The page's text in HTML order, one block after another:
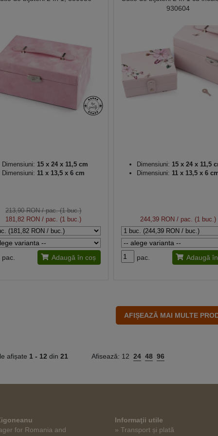
Dimensiuni: 15 x 24 x 11,5 cm
Dimensiuni: 11 x 13,5 x 6 cm
213,90 RON/ pac. (1 buc.)
181,82 RON / pac. (1 buc.)
pac. Adaugă în coș
930604
Dimensiuni: 15 x 24 x 11,5
Dimensiuni: 11 x 13,5 x 6
244,39 RON / pac. (1 buc.)
pac. Adaugă
afișate 1 - 12 din 21 Afisează: 12 24 48 96
for Romania and
Informaţii utile
» Transport și plată